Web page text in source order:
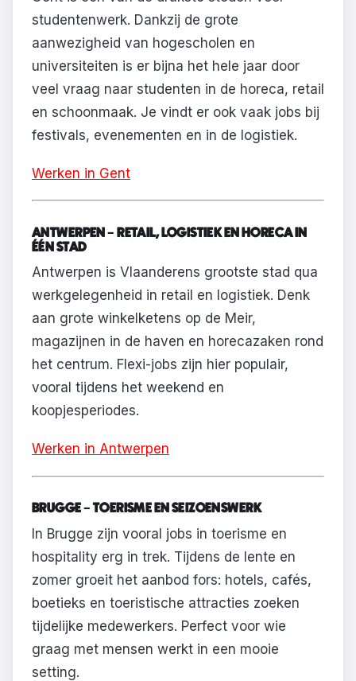
studentenwerk. Dankzij de grote
aanwezigheid van hogescholen en
universiteiten is er bijna het hele jaar door
veel vraag naar studenten in de horeca, retail
en schoonmaak. Je vindt er ook vaak jobs bij
festivals, evenementen en in de logistiek.
Werken in Gent
ANTWERPEN – RETAIL, LOGISTIEK EN HORECA IN
ÉÉN STAD
Antwerpen is Vlaanderens grootste stad qua
werkgelegenheid in retail en logistiek. Denk
aan grote winkelketens op de Meir,
magazijnen in de haven en horecazaken rond
het centrum. Flexi-jobs zijn hier populair,
vooral tijdens het weekend en
koopjesperiodes.
Werken in Antwerpen
BRUGGE – TOERISME EN SEIZOENSWERK
In Brugge zijn vooral jobs in toerisme en
hospitality erg in trek. Tijdens de lente en
zomer groeit het aanbod fors: hotels, cafés,
boetieks en toeristische attracties zoeken
tijdelijke medewerkers. Perfect voor wie
graag met mensen werkt in een mooie
setting.